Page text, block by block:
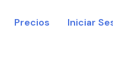
Iniciar
Precios